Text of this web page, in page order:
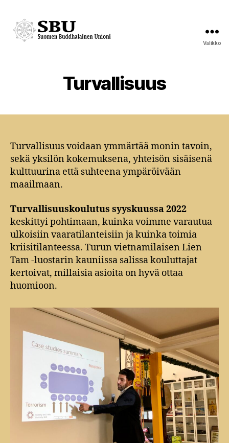
Valikko
Turvallisuus
Turvallisuus voidaan ymmärtää monin tavoin,
sekä yksilön kokemuksena, yhteisön sisäisenä
kulttuurina että suhteena ympäröivään
maailmaan.
Turvallisuuskoulutus syyskuussa 2022
keskittyi pohtimaan, kuinka voimme varautua
ulkoisiin vaaratilanteisiin ja kuinka toimia
kriisitilanteessa. Turun vietnamilaisen Lien
Tam -luostarin kauniissa salissa kouluttajat
kertoivat, millaisia asioita on hyvä ottaa
huomioon.